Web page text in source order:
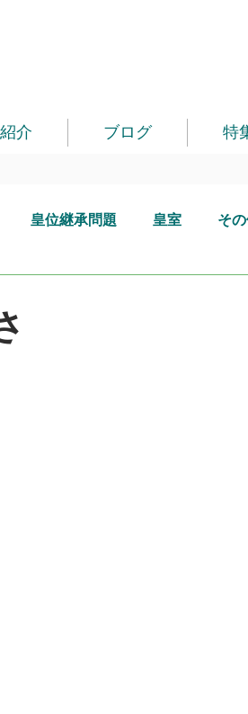
介 ブログ 特
皇位継承問題 皇室 そ